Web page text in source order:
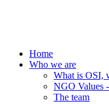
Home
Who we are
What is OSI,
NGO Values
The team